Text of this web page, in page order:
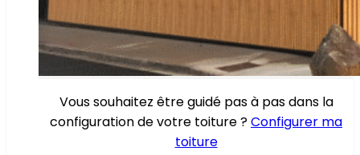
Vous souhaitez être guidé pas à pas dans la
configuration de votre toiture ?Configurer ma
toiture